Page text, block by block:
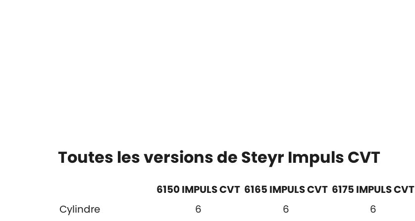
Toutes les versions de Steyr Impuls CVT
6150 IMPULS CVT 6165 IMPULS CVT 6175 IMPULS CVT
Cylindre
6 6
6